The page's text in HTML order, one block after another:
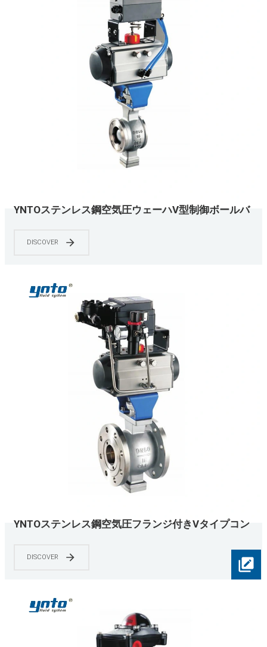
YNTOステンレス鋼空気圧ウェーハV型制御ボールバ
整するための
DISCOVER
YNTOステンレス鋼空気圧フランジ付きVタイプコン
のパラメータを調整するための
DISCOVER